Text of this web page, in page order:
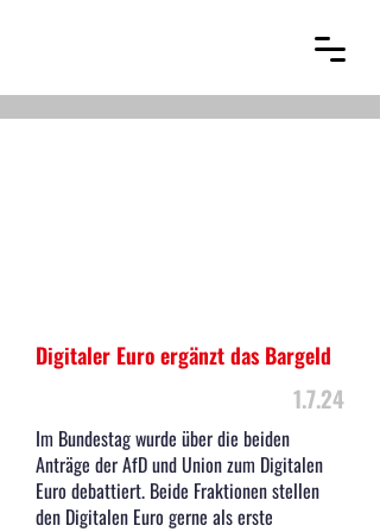
Digitaler Euro ergänzt das Bargeld
1.7.24
Im Bundestag wurde über die beiden
Anträge der AfD und Union zum Digitalen
Euro debattiert. Beide Fraktionen stellen
den Digitalen Euro gerne als erste